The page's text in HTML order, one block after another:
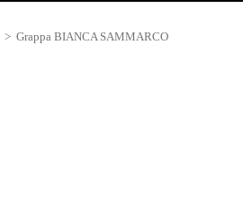
> Grappa BIANCA SAMMARCO